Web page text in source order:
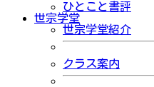
ひとこと書評
世宗学堂
世宗学堂紹介
クラス案内